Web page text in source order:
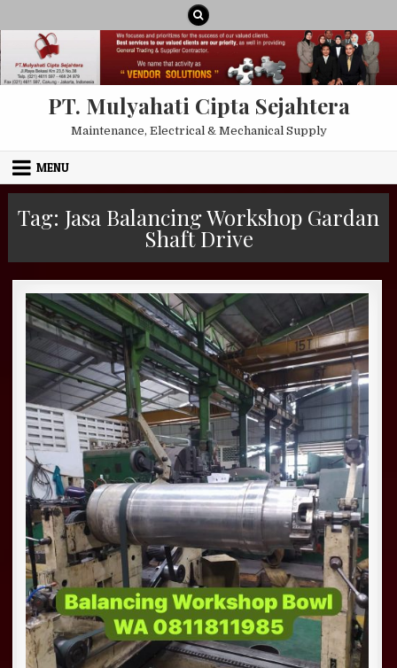
PT. Mulyahati Cipta Sejahtera
Maintenance, Electrical & Mechanical Supply
MENU
Tag: Jasa Balancing Workshop Gardan
Shaft Drive